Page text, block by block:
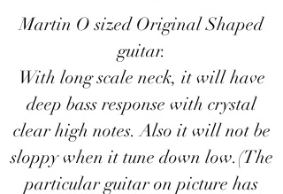
​Martin O sized Original Shaped
guitar.
With long scale neck, it will have
deep bass response with crystal
clear high notes. Also it will not be
sloppy when it tune down low.(The
particular guitar on picture has